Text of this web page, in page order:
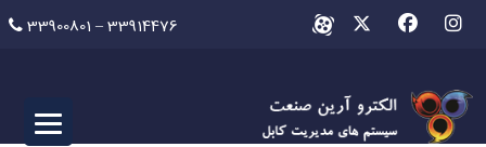
Skip
33900801 – 33914476